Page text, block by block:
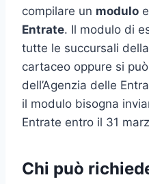
compilare un modulo
Entrate. Il modulo di
tutte le succursali
cartaceo oppure si
dell’Agenzia delle
il modulo bisogna
Entrate entro il 31
Chi può